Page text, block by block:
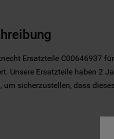
Ersatzteile C00646937
Unsere Ersatzteile haben 2
um sicherzustellen, dass